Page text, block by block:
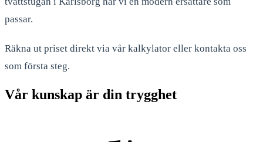
passar.
Räkna ut priset direkt via vår kalkylator eller kontakta oss
som första steg.
Vår kunskap är din trygghet